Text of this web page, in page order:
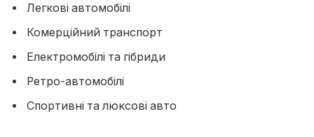
Легкові автомобілі
Комерційний транспорт
Електромобілі та гібриди
Ретро-автомобілі
Спортивні та люксові авто